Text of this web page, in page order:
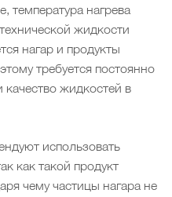
температура нагрева
жидкости
нагар и продукты
требуется постоянно
качество жидкостей в
использовать
как такой продукт
чему частицы нагара не